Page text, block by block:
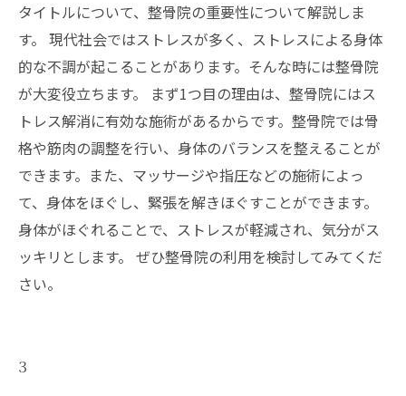
タイトルについて、整骨院の重要性について解説しま
す。 現代社会ではストレスが多く、ストレスによる身体
的な不調が起こることがあります。そんな時には整骨院
が大変役立ちます。 まず1つ目の理由は、整骨院にはス
トレス解消に有効な施術があるからです。整骨院では骨
格や筋肉の調整を行い、身体のバランスを整えることが
できます。また、マッサージや指圧などの施術によっ
て、身体をほぐし、緊張を解きほぐすことができます。
身体がほぐれることで、ストレスが軽減され、気分がス
ッキリとします。 ぜひ整骨院の利用を検討してみてくだ
さい。
3